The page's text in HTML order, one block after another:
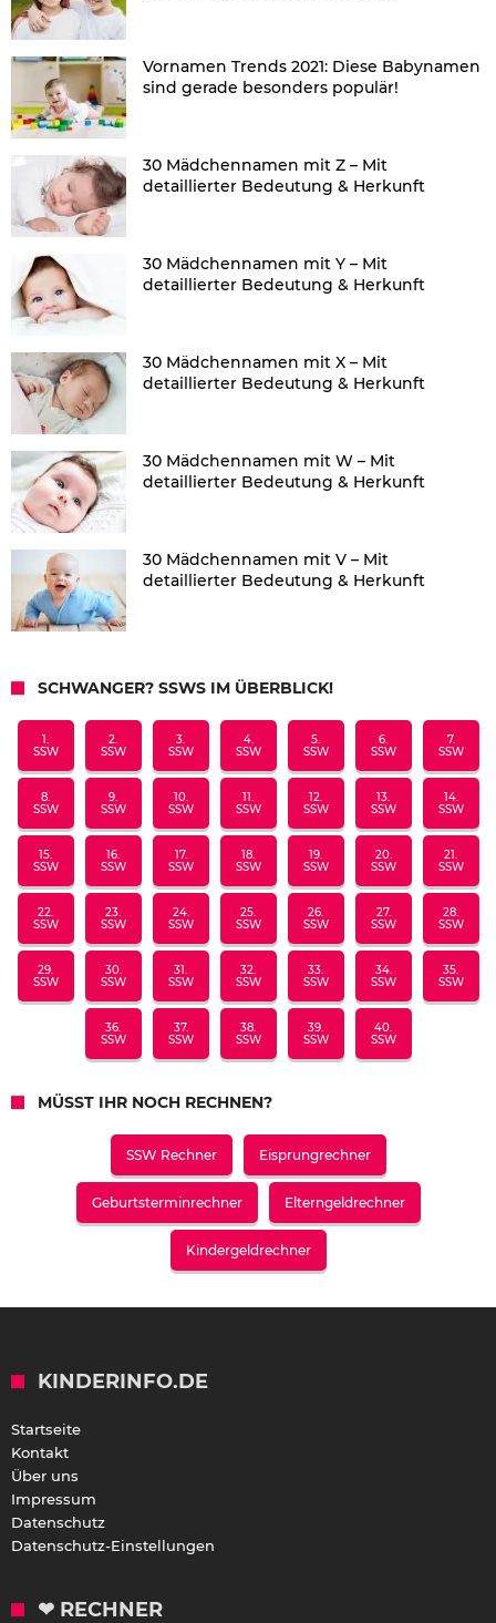
Vornamen Trends 2021: Diese Babynamen
sind gerade besonders populär!
30 Mädchennamen mit Z – Mit
detaillierter Bedeutung & Herkunft
30 Mädchennamen mit Y – Mit
detaillierter Bedeutung & Herkunft
30 Mädchennamen mit X – Mit
detaillierter Bedeutung & Herkunft
30 Mädchennamen mit W – Mit
detaillierter Bedeutung & Herkunft
30 Mädchennamen mit V – Mit
detaillierter Bedeutung & Herkunft
SCHWANGER? SSWS IM ÜBERBLICK!
1.
SSW
2.
SSW
3.
SSW
4.
SSW
5.
SSW
6.
SSW
7.
SSW
8.
SSW
9.
SSW
10.
SSW
11.
SSW
12.
SSW
13.
SSW
14.
SSW
15.
SSW
16.
SSW
17.
SSW
18.
SSW
19.
SSW
20.
SSW
21.
SSW
22.
SSW
23.
SSW
24.
SSW
25.
SSW
26.
SSW
27.
SSW
28.
SSW
29.
SSW
30.
SSW
31.
SSW
32.
SSW
33.
SSW
34.
SSW
35.
SSW
36.
SSW
37.
SSW
38.
SSW
39.
SSW
40.
SSW
MÜSST IHR NOCH RECHNEN?
SSW Rechner Eisprungrechner
Geburtsterminrechner Elterngeldrechner
Kindergeldrechner
KINDERINFO.DE
Startseite
Kontakt
Über uns
Impressum
Datenschutz
Datenschutz-Einstellungen
❤ RECHNER